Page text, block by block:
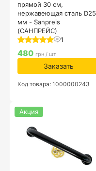
прямой 30 см,
нержавеющая сталь D25
мм - Sanpreis
(САНПРЕЙС)
1
480 грн / шт
Заказать
Код товара: 1000000243
Акция